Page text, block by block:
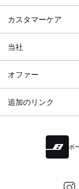
カスタマーケア
当社
オファー
追加のリンク
ボ